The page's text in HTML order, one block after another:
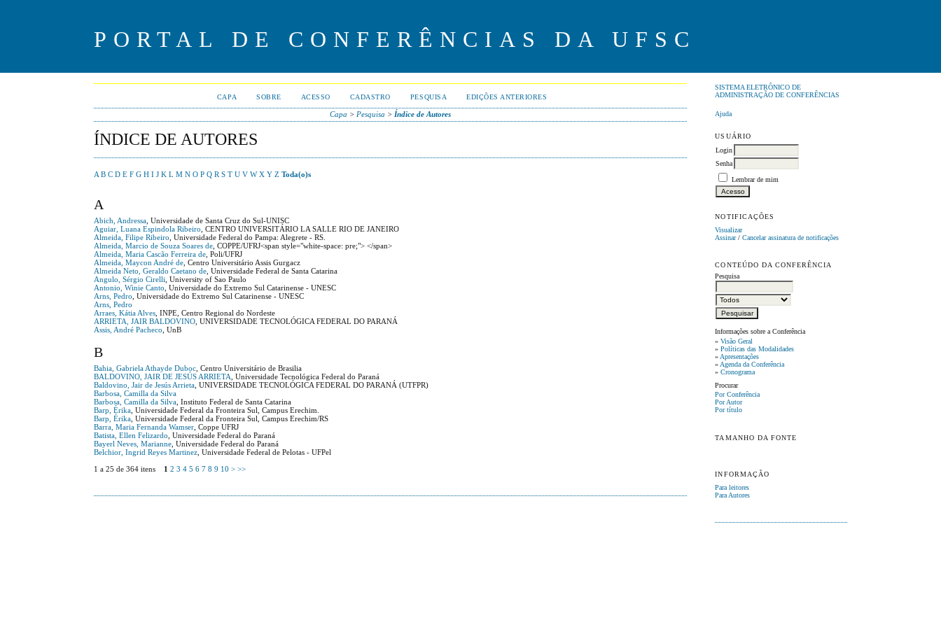
PORTAL DE CONFERÊNCIAS DA UFSC
SISTEMA ELETRÔNICO DE
ADMINISTRAÇÃO DE CONFERÊNCIAS
Ajuda
USUÁRIO
Login
Senha
Lembrar de mim
NOTIFICAÇÕES
Visualizar
Assinar/Cancelar assinatura de notificações
CONTEÚDO DA CONFERÊNCIA
Pesquisa
Informações sobre a Conferência
»Visão Geral
»Políticas das Modalidades
» Apresentações
» Agenda da Conferência
»Cronograma
Procurar
Por Conferência
Por Autor
Por título
TAMANHO DA FONTE
INFORMAÇÃO
Para leitores
Para Autores
CAPA SOBRE ACESSO CADASTRO PESQUISA EDIÇÕES ANTERIORES
Capa > Pesquisa > Índice de Autores
ÍNDICE DE AUTORES
A B C D E F G H I J K L M N O P Q R S T U V W X Y Z Toda(o)s
A
Abich, Andressa , Universidade de Santa Cruz do Sul-UNISC
Aguiar, Luana Espindola Ribeiro , CENTRO UNIVERSITÁRIO LA SALLE RIO DE JANEIRO
Almeida, Filipe Ribeiro , Universidade Federal do Pampa: Alegrete - RS.
Almeida, Marcio de Souza Soares de , COPPE/UFRJ<span style="white-space: pre;"> </span>
Almeida, Maria Cascão Ferreira de , Poli/UFRJ
Almeida, Maycon André de , Centro Universitário Assis Gurgacz
Almeida Neto, Geraldo Caetano de , Universidade Federal de Santa Catarina
Angulo, Sérgio Cirelli , University of Sao Paulo
Antonio, Winie Canto , Universidade do Extremo Sul Catarinense - UNESC
Arns, Pedro , Universidade do Extremo Sul Catarinense - UNESC
Arns, Pedro
Arraes, Kátia Alves , INPE, Centro Regional do Nordeste
ARRIETA, JAIR BALDOVINO , UNIVERSIDADE TECNOLÓGICA FEDERAL DO PARANÁ
Assis, André Pacheco , UnB
B
Bahia, Gabriela Athayde Duboc , Centro Universitário de Brasilia
BALDOVINO, JAIR DE JESÚS ARRIETA , Universidade Tecnológica Federal do Paraná
Baldovino, Jair de Jesús Arrieta , UNIVERSIDADE TECNOLÓGICA FEDERAL DO PARANÁ (UTFPR)
Barbosa, Camilla da Silva
Barbosa, Camilla da Silva , Instituto Federal de Santa Catarina
Barp, Érika , Universidade Federal da Fronteira Sul, Campus Erechim.
Barp, Érika , Universidade Federal da Fronteira Sul, Campus Erechim/RS
Barra, Maria Fernanda Wamser , Coppe UFRJ
Batista, Ellen Felizardo , Universidade Federal do Paraná
Bayerl Neves, Marianne , Universidade Federal do Paraná
Belchior, Ingrid Reyes Martinez , Universidade Federal de Pelotas - UFPel
1 a 25 de 364 itens 1 2 3 4 5 6 7 8 9 10 > >>